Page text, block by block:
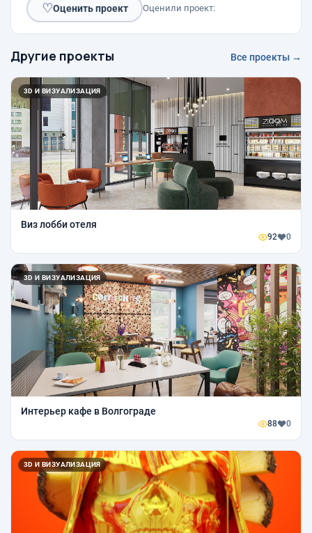
♡Оценить проект Оценили проект:
Другие проекты Все проекты →
3D И ВИЗУАЛИЗАЦИЯ
Виз лобби отеля
92 0
3D И ВИЗУАЛИЗАЦИЯ
Интерьер кафе в Волгограде
88 0
3D И ВИЗУАЛИЗАЦИЯ